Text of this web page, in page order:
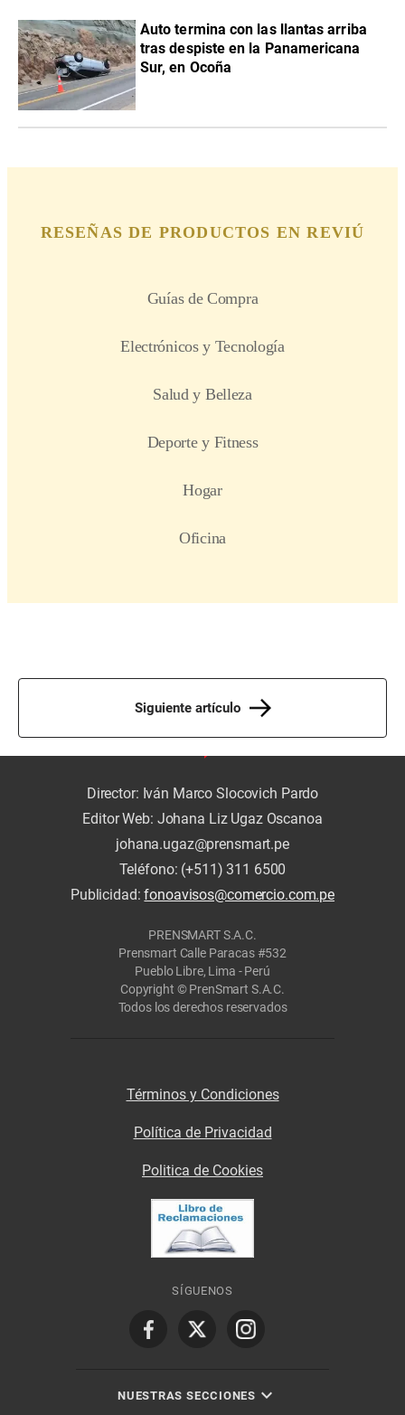
Auto termina con las llantas arriba
tras despiste en la Panamericana
Sur, en Ocoña
Siguiente artículo
Director: Iván Marco Slocovich Pardo
Editor Web: Johana Liz Ugaz Oscanoa
johana.ugaz@prensmart.pe
Teléfono: (+511) 311 6500
Publicidad:fonoavisos@comercio.com.pe
PRENSMART S.A.C.
Prensmart Calle Paracas #532
Pueblo Libre, Lima - Perú
Copyright © PrenSmart S.A.C.
Todos los derechos reservados
Términos y Condiciones
Política de Privacidad
Politica de Cookies
SÍGUENOS
NUESTRAS SECCIONES